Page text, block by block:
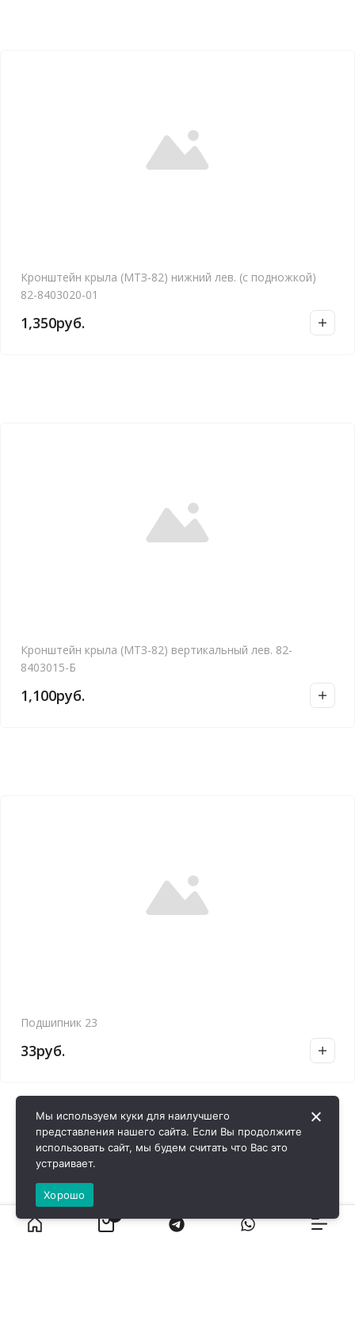
Кронштейн крыла (МТЗ-82) нижний лев. (с подножкой)
82-8403020-01
1,350руб.
Кронштейн крыла (МТЗ-82) вертикальный лев. 82-
8403015-Б
1,100руб.
Подшипник 23
33руб.
Мы используем куки для наилучшего
представления нашего сайта. Если Вы продолжите
использовать сайт, мы будем считать что Вас это
устраивает.
Хорошо